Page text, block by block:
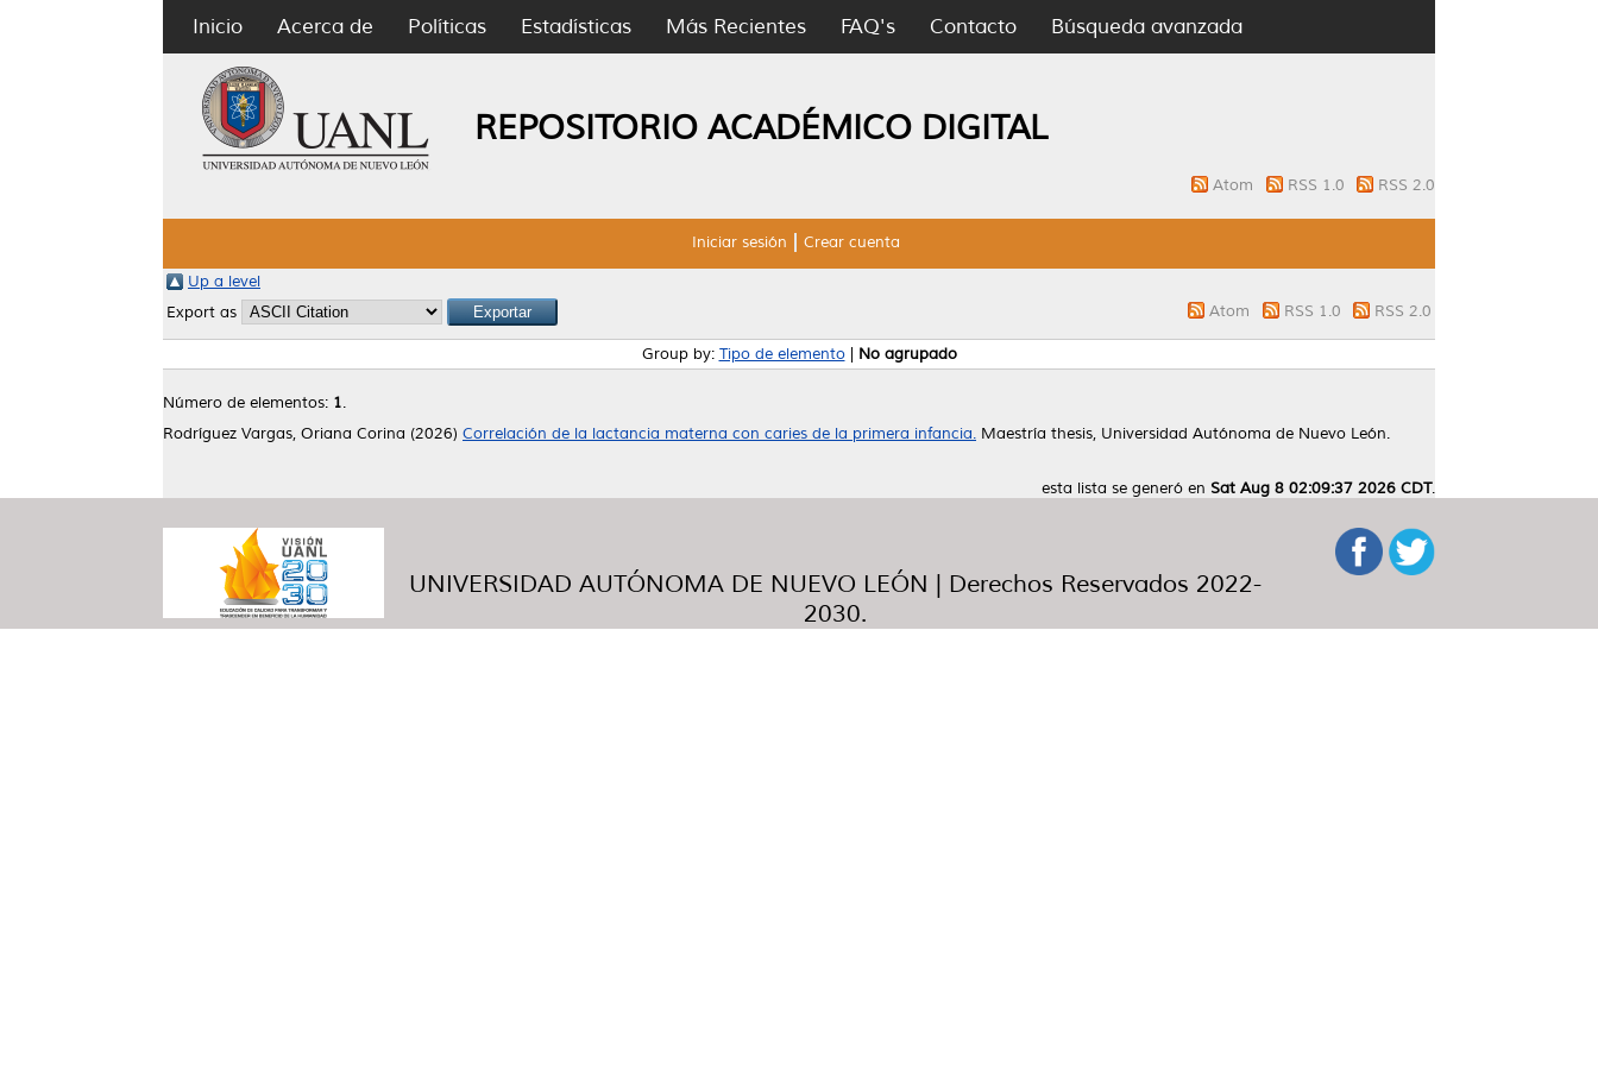
Inicio Acerca de Políticas Estadísticas Más Recientes FAQ's Contacto Búsqueda avanzada
REPOSITORIO ACADÉMICO DIGITAL
Atom RSS 1.0 RSS 2.0
Iniciar sesión Crear cuenta
Up a level
Export as
Atom RSS 1.0 RSS 2.0
Group by: Tipo de elemento| No agrupado
Número de elementos: 1.
Rodríguez Vargas, Oriana Corina (2026) Correlación de la lactancia materna con caries de la primera infancia. Maestría thesis, Universidad Autónoma de Nuevo León.
esta lista se generó en Sat Aug 8 02:09:37 2026 CDT.
UNIVERSIDAD AUTÓNOMA DE NUEVO LEÓN | Derechos Reservados 2022-
2030.